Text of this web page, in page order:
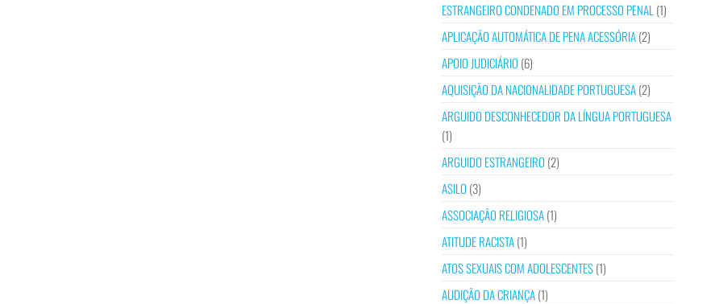
ESTRANGEIRO CONDENADO EM PROCESSO PENAL (1)
APLICAÇÃO AUTOMÁTICA DE PENA ACESSÓRIA(2)
APOIO JUDICIÁRIO (6)
AQUISIÇÃO DA NACIONALIDADE PORTUGUESA(2)
ARGUIDO DESCONHECEDOR DA LÍNGUA PORTUGUESA
(1)
ARGUIDO ESTRANGEIRO (2)
ASILO (3)
ASSOCIAÇÃO RELIGIOSA(1)
ATITUDE RACISTA(1)
ATOS SEXUAIS COM ADOLESCENTES(1)
AUDIÇÃO DA CRIANÇA(1)